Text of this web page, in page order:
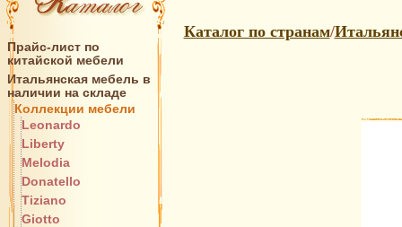
Прайс-лист по
китайской мебели
Итальянская мебель в
наличии на складе
Коллекции мебели
Leonardo
Liberty
Melodia
Donatello
Tiziano
Giotto
Каталог по странам/